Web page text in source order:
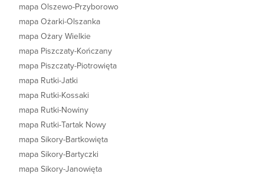
mapa Olszewo-Przyborowo
mapa Ożarki-Olszanka
mapa Ożary Wielkie
mapa Piszczaty-Kończany
mapa Piszczaty-Piotrowięta
mapa Rutki-Jatki
mapa Rutki-Kossaki
mapa Rutki-Nowiny
mapa Rutki-Tartak Nowy
mapa Sikory-Bartkowięta
mapa Sikory-Bartyczki
mapa Sikory-Janowięta